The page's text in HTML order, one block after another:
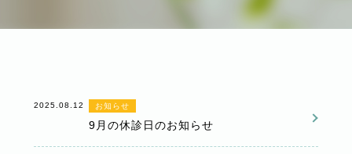
2025.08.12 お知らせ
9月の休診日のお知らせ